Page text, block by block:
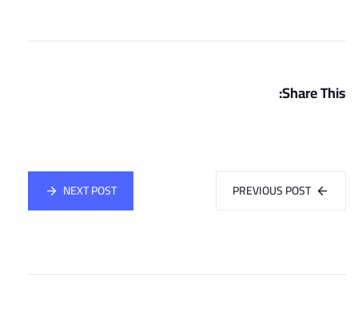
Share This:
PREVIOUS POST
NEXT POST